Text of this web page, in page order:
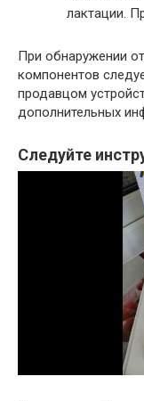
лактации.
При обнаружении
компонентов
продавцом
дополнительных
Следуйте